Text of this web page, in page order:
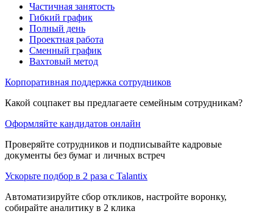
Частичная занятость
Гибкий график
Полный день
Проектная работа
Сменный график
Вахтовый метод
Корпоративная поддержка сотрудников
Какой соцпакет вы предлагаете семейным сотрудникам?
Оформляйте кандидатов онлайн
Проверяйте сотрудников и подписывайте кадровые
документы без бумаг и личных встреч
Ускорьте подбор в 2 раза с Talantix
Автоматизируйте сбор откликов, настройте воронку,
собирайте аналитику в 2 клика